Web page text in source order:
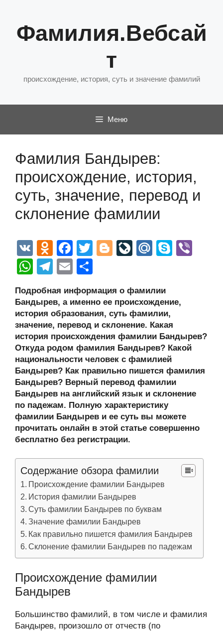
содержимому
Фамилия.Вебсай
т
происхождение, история, суть и значение фамилий
Меню
Фамилия Бандырев:
происхождение, история,
суть, значение, перевод и
склонение фамилии
V
K
O
d
n
o
kl
a
ss
ni
ki
F
a
c
e
b
o
o
k
T
er
Bl
g
er
Li
J
o
ur
n
al
M
u
S
e
W
at
s
A
p
p
T
e
gr
a
m
E
ail р
а
в
и
ть
Подробная информация о фамилии
Бандырев, а именно ее происхождение,
история образования, суть фамилии,
значение, перевод и склонение. Какая
история происхождения фамилии Бандырев?
Откуда родом фамилия Бандырев? Какой
национальности человек с фамилией
Бандырев? Как правильно пишется фамилия
Бандырев? Верный перевод фамилии
Бандырев на английский язык и склонение
по падежам. Полную характеристику
фамилии Бандырев и ее суть вы можете
прочитать онлайн в этой статье совершенно
бесплатно без регистрации.
Содержание обзора фамилии
Происхождение фамилии Бандырев
История фамилии Бандырев
Суть фамилии Бандырев по буквам
Значение фамилии Бандырев
Как правильно пишется фамилия Бандырев
Склонение фамилии Бандырев по падежам
Происхождение фамилии
Бандырев
Большинство фамилий, в том числе и фамилия
Бандырев, произошло от отчеств (по